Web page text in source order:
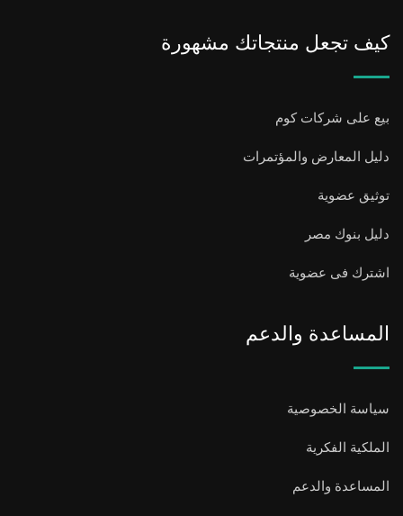
كيف تجعل منتجاتك مشهورة
بيع على شركات كوم
دليل المعارض والمؤتمرات
توثيق عضوية
دليل بنوك مصر
اشترك فى عضوية
المساعدة والدعم
سياسة الخصوصية
الملكية الفكرية
المساعدة والدعم